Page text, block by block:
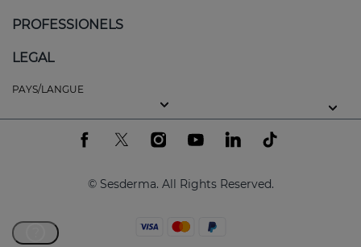
PROFESSIONELS
LEGAL
PAYS/LANGUE
© Sesderma. All Rights Reserved.